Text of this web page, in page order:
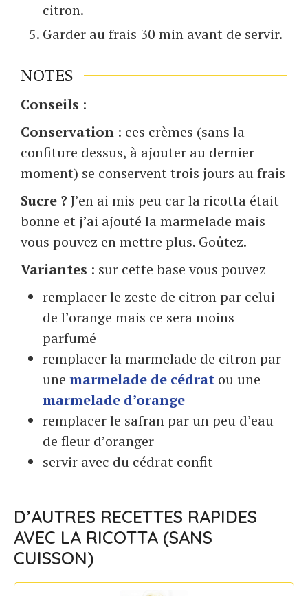
citron.
Garder au frais 30 min avant de servir.
NOTES
Conseils :
Conservation : ces crèmes (sans la
confiture dessus, à ajouter au dernier
moment) se conservent trois jours au frais
Sucre ? J’en ai mis peu car la ricotta était
bonne et j’ai ajouté la marmelade mais
vous pouvez en mettre plus. Goûtez.
Variantes : sur cette base vous pouvez
remplacer le zeste de citron par celui
de l’orange mais ce sera moins
parfumé
remplacer la marmelade de citron par
une marmelade de cédrat ou une
marmelade d’orange
remplacer le safran par un peu d’eau
de fleur d’oranger
servir avec du cédrat confit
D’AUTRES RECETTES RAPIDES
AVEC LA RICOTTA (SANS
CUISSON)